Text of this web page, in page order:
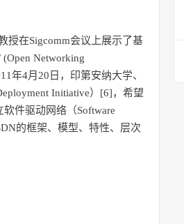
授在Sigcomm会议上展示了基
Networking
年4月20日，印第安纳大学、
Initiative）[6]，希望
件驱动网络（Software
的框架、模型、特性、层次